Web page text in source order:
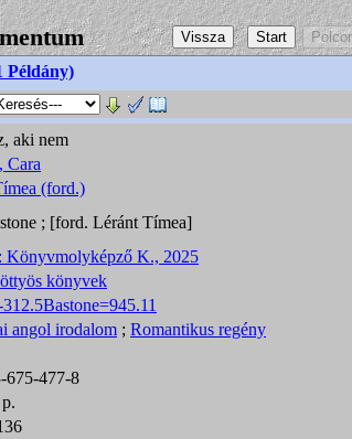
Példány)
aki nem
Cara
(ford.)
; [ford. Léránt Tímea]
Könyvmolyképző K., 2025
könyvek
angol irodalom ; Romantikus regény
675-477-8